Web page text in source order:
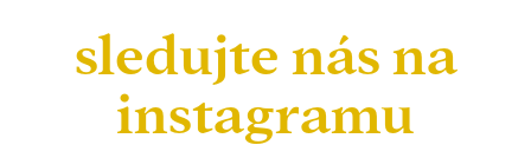
sledujte nás na
instagramu